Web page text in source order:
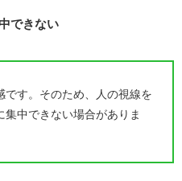
できない
です。そのため、人の視線を
中できない場合がありま